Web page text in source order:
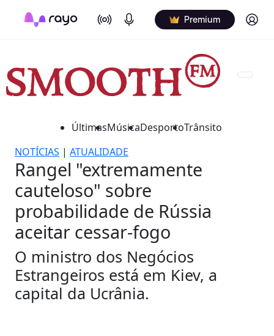
On Air Podcasts Premium Log in
ÚltimasMúsicaDesportoTrânsito
NOTÍCIAS | ATUALIDADE
Rangel "extremamente
cauteloso" sobre
probabilidade de Rússia
aceitar cessar-fogo
O ministro dos Negócios
Estrangeiros está em Kiev, a
capital da Ucrânia.